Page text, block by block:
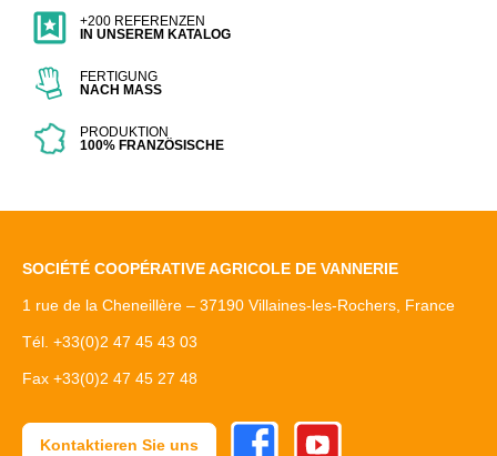
+200 REFERENZEN
IN UNSEREM KATALOG
FERTIGUNG
NACH MASS
PRODUKTION
100% FRANZÖSISCHE
SOCIÉTÉ COOPÉRATIVE AGRICOLE DE VANNERIE
1 rue de la Cheneillère – 37190 Villaines-les-Rochers, France
Tél. +33(0)2 47 45 43 03
Fax +33(0)2 47 45 27 48
Kontaktieren Sie uns
FacebookYoutube